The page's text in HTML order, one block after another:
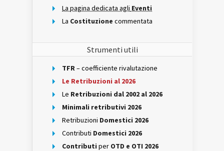
La pagina dedicata agli Eventi
La Costituzione commentata
Strumenti utili
TFR– coefficiente rivalutazione
Le Retribuzioni al 2026
Le Retribuzioni dal 2002 al 2026
Minimali retributivi 2026
Retribuzioni Domestici 2026
Contributi Domestici 2026
Contributi per OTD e OTI 2026